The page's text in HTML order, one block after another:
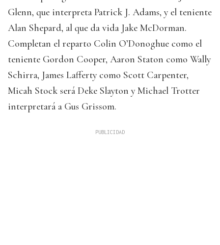
Glenn, que interpreta Patrick J. Adams, y el teniente
Alan Shepard, al que da vida Jake McDorman.
Completan el reparto Colin O’Donoghue como el
teniente Gordon Cooper, Aaron Staton como Wally
Schirra, James Lafferty como Scott Carpenter,
Micah Stock será Deke Slayton y Michael Trotter
interpretará a Gus Grissom.